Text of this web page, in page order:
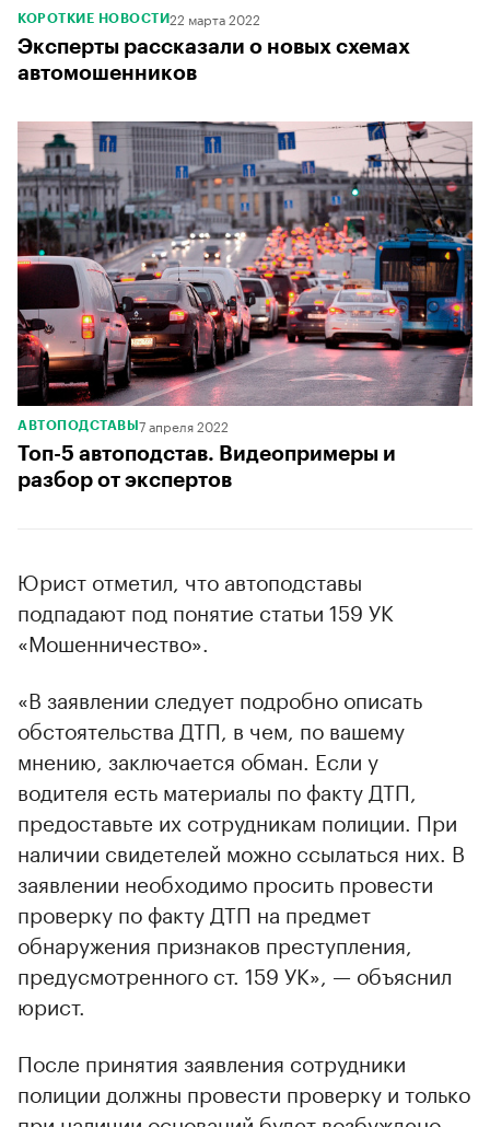
КОРОТКИЕ НОВОСТИ22 марта 2022
Эксперты рассказали о новых схемах
автомошенников
АВТОПОДСТАВЫ 7 апреля 2022
Топ-5 автоподстав. Видеопримеры и
разбор от экспертов
Юрист отметил, что автоподставы
подпадают под понятие статьи 159 УК
«Мошенничество».
«В заявлении следует подробно описать
обстоятельства ДТП, в чем, по вашему
мнению, заключается обман. Если у
водителя есть материалы по факту ДТП,
предоставьте их сотрудникам полиции. При
наличии свидетелей можно ссылаться них. В
заявлении необходимо просить провести
проверку по факту ДТП на предмет
обнаружения признаков преступления,
предусмотренного ст. 159 УК», — объяснил
юрист.
После принятия заявления сотрудники
полиции должны провести проверку и только